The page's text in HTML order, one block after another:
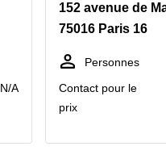
N/A
152 avenue de
75016 Paris 16
Personnes
Contact pour le
prix